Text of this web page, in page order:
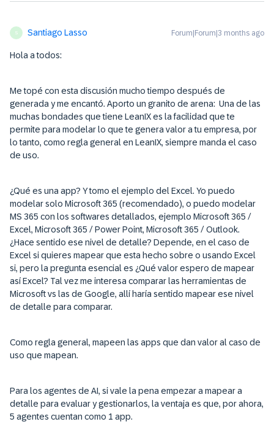
S Santiago Lasso Forum|Forum|3 months ago
Hola a todos:
Me topé con esta discusión mucho tiempo después de
generada y me encantó. Aporto un granito de arena: Una de las
muchas bondades que tiene LeanIX es la facilidad que te
permite para modelar lo que te genera valor a tu empresa, por
lo tanto, como regla general en LeanIX, siempre manda el caso
de uso.
¿Qué es una app? Y tomo el ejemplo del Excel. Yo puedo
modelar solo Microsoft 365 (recomendado), o puedo modelar
MS 365 con los softwares detallados, ejemplo Microsoft 365 /
Excel, Microsoft 365 / Power Point, Microsoft 365 / Outlook.
¿Hace sentido ese nivel de detalle? Depende, en el caso de
Excel si quieres mapear que esta hecho sobre o usando Excel
si, pero la pregunta esencial es ¿Qué valor espero de mapear
así Excel? Tal vez me interesa comparar las herramientas de
Microsoft vs las de Google, allí haría sentido mapear ese nivel
de detalle para comparar.
Como regla general, mapeen las apps que dan valor al caso de
uso que mapean.
Para los agentes de AI, si vale la pena empezar a mapear a
detalle para evaluar y gestionarlos, la ventaja es que, por ahora,
5 agentes cuentan como 1 app.